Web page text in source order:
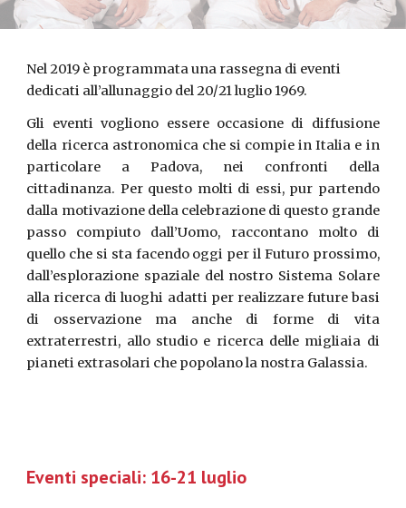
Nel 2019 è programmata una rassegna di eventi
dedicati all’allunaggio del 20/21 luglio 1969.
Gli eventi vogliono essere occasione di diffusione
della ricerca astronomica che si compie in Italia e in
particolare a Padova, nei confronti della
cittadinanza. Per questo molti di essi, pur partendo
dalla motivazione della celebrazione di questo grande
passo compiuto dall’Uomo, raccontano molto di
quello che si sta facendo oggi per il Futuro prossimo,
dall’esplorazione spaziale del nostro Sistema Solare
alla ricerca di luoghi adatti per realizzare future basi
di osservazione ma anche di forme di vita
extraterrestri, allo studio e ricerca delle migliaia di
pianeti extrasolari che popolano la nostra Galassia.
Eventi speciali: 16-21 luglio